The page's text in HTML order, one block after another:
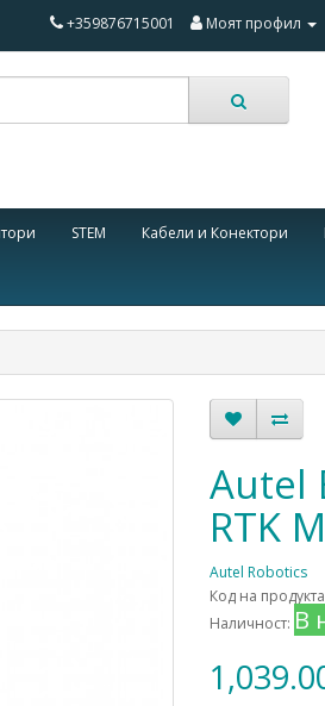
+359876715001 Моят профил
STEM Кабели и Конектори
Autel
RTK
Autel Robotics
Код на
Наличност: В